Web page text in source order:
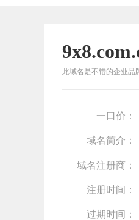
此域名是不错的企业品
一口价：
域名简介：
域名注册商：
注册时间：
过期时间：